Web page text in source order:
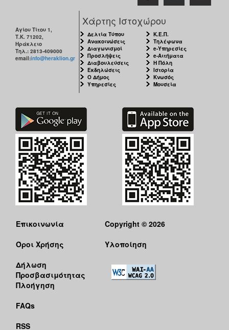
Αγίου Τίτου 1,
Τ.Κ. 71202,
Ηράκλειο
Τηλ.: 2813-409000
email:info@heraklion.gr
Χάρτης Ιστοχώρου
Δελτία Τύπου
Ανακοινώσεις
Διαγωνισμοί
Προσλήψεις
Διαβουλεύσεις
Εκδηλώσεις
Ο Δήμος
Υπηρεσίες
Κ.Ε.Π.
Τηλέφωνα
e-Υπηρεσίες
e-Αιτήματα
Η Πόλη
Ιστορία
Κνωσός
Μουσεία
Επικοινωνία
Όροι Χρήσης
Δήλωση
Προσβασιμότητας
Πλοήγηση
FAQs
RSS
Copyright © 2026
Υλοποίηση